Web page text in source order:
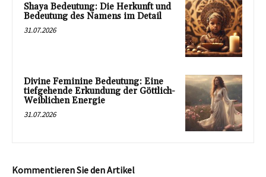
Shaya Bedeutung: Die Herkunft und
Bedeutung des Namens im Detail
31.07.2026
Divine Feminine Bedeutung: Eine
tiefgehende Erkundung der Göttlich-
Weiblichen Energie
31.07.2026
Kommentieren Sie den Artikel